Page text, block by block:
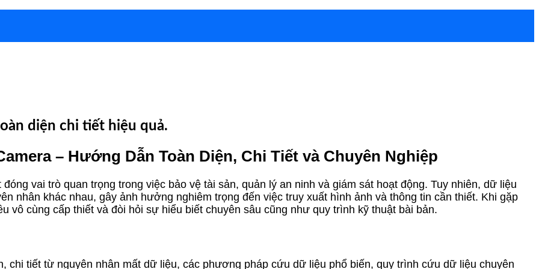
diện chi tiết hiệu quả.
– Hướng Dẫn Toàn Diện, Chi Tiết và Chuyên Nghiệp
vai trò quan trọng trong việc bảo vệ tài sản, quản lý an ninh và giám sát hoạt động. Tuy nhiên, dữ liệu
nhân khác nhau, gây ảnh hưởng nghiêm trọng đến việc truy xuất hình ảnh và thông tin cần thiết. Khi gặp
vô cùng cấp thiết và đòi hỏi sự hiểu biết chuyên sâu cũng như quy trình kỹ thuật bài bản.
chi tiết từ nguyên nhân mất dữ liệu, các phương pháp cứu dữ liệu phổ biến, quy trình cứu dữ liệu chuyên